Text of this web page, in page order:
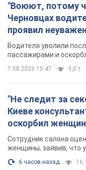
"Воюют, потому
Черновцах
проявил
военным и
Видео
Водителя уволили
пассажирами и
7.08.2026 15:47 9,0 т.
"Не следит за
Киеве
оскорбил
химиотерапии,
Фото
Сотрудник салона
женщины, заявив, что
6 часов назад